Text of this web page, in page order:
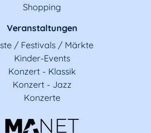
Shopping
Veranstaltungen
/ Festivals / Märkte
Kinder-Events
Konzert - Klassik
Konzert - Jazz
Konzerte